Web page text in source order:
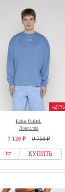
-27%
Ecko Unltd.
Лонгслив
7 120 ₽ 9 750 ₽
КУПИТЬ